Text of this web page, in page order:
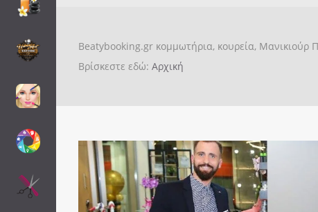
Beatybooking.gr κομμωτήρια, κουρεία, Μανικιούρ
Βρίσκεστε εδώ: Αρχική